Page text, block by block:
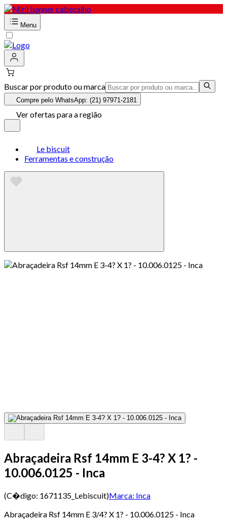
Menu
Buscar por produto ou marca
Compre pelo WhatsApp: (21) 97971-2181
Ver ofertas para a região
Le biscuit
Ferramentas e construção
Abraçadeira Rsf 14mm E 3-4? X 1? -
10.006.0125 - Inca
(C�digo: 1671135_Lebiscuit)Marca: Inca
Abraçadeira Rsf 14mm E 3/4? X 1? - 10.006.0125 - Inca